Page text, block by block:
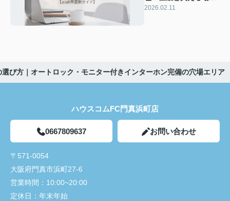
まとめ【2026年最新ガ
2026.02.11
び方｜オートロック・モニター付きインターホン完備の穴場エリア
ハウスコムFC門真浜町店
0667809637 お問い合わせ
〒571-0054
大阪府門真市浜町27-6
営業時間： 10:00~20:00
定休日： 年末年始